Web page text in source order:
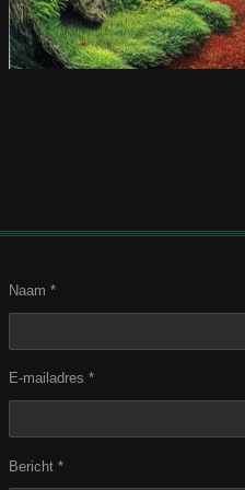
Naam *
E-mailadres *
Bericht *